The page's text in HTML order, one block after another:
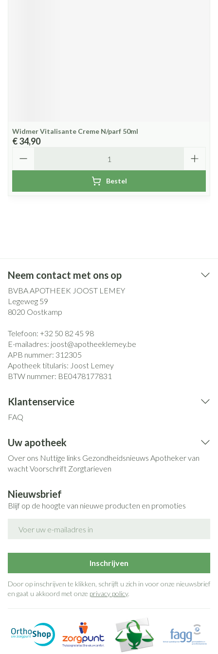
Widmer Vitalisante Creme N/parf 50ml
€ 34,90
Bestel
Neem contact met ons op
BVBA APOTHEEK JOOST LEMEY
Legeweg 59
8020 Oostkamp
Telefoon: +32 50 82 45 98
E-mailadres: joost@apotheeklemey.be
APB nummer: 312305
Apotheek titularis: Joost Lemey
BTW nummer: BE0478177831
Klantenservice
FAQ
Uw apotheek
Over ons Nuttige links Gezondheidsnieuws Apotheker van
wachtVoorschrift Zorgtarieven
Nieuwsbrief
Blijf op de hoogte van nieuwe producten en promoties
Inschrijven
Door op inschrijven te klikken, schrijft u zich in voor onze nieuwsbrief
en gaat u akkoord met onze privacy policy.